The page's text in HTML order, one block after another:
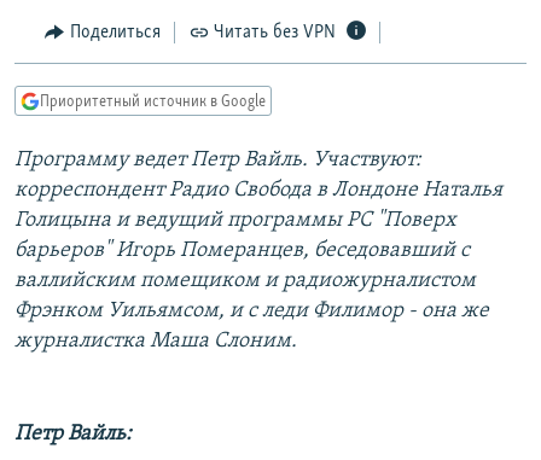
навигации
Вернутся
поиску
IDEL.РЕАЛИИ
СЕВЕР.РЕАЛИИ
СИБИРЬ.РЕАЛИИ
РАСПИСАНИЕ ВЕЩАНИЯ
ПОДПИШИТЕСЬ НА РАССЫЛКУ
СОЦИАЛЬНЫЕ СЕТИ
Поделиться Читать без VPN
Приоритетный источник в Google
Программу ведет Петр Вайль. Участвуют:
корреспондент Радио Свобода в Лондоне Наталья
Голицына и ведущий программы РС "Поверх
барьеров" Игорь Померанцев, беседовавший с
валлийским помещиком и радиожурналистом
Фрэнком Уильямсом, и с леди Филимор - она же
журналистка Маша Слоним.
Петр Вайль: